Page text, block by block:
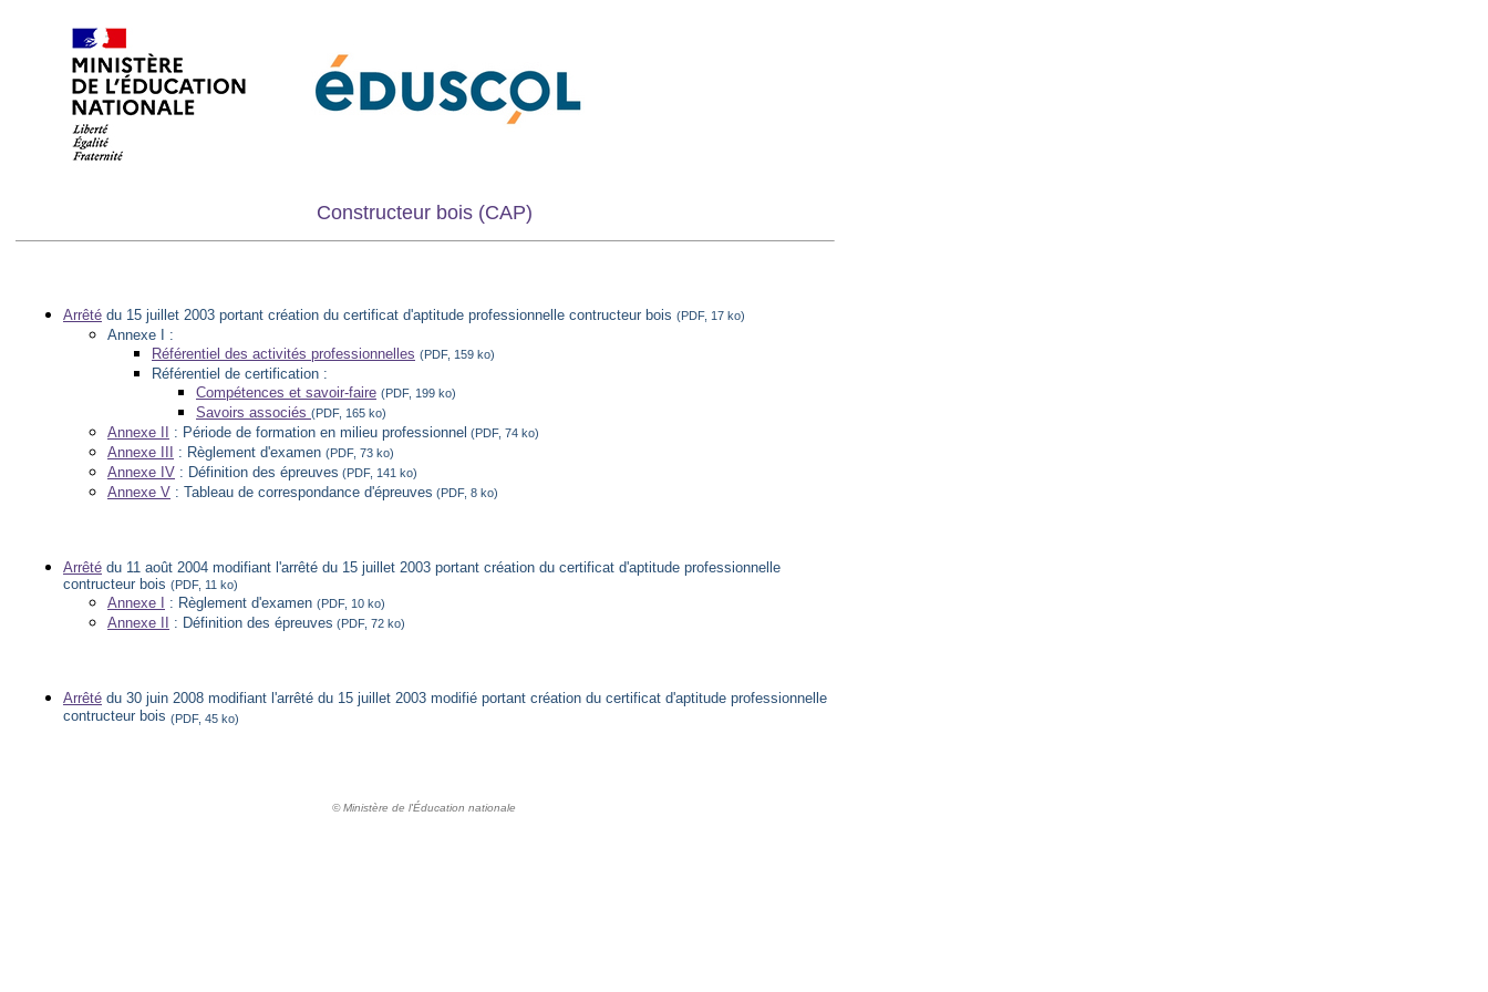
Constructeur bois (CAP)
Arrêté du 15 juillet 2003 portant création du certificat d'aptitude professionnelle contructeur bois (PDF, 17 ko)
Annexe I :
Référentiel des activités professionnelles (PDF, 159 ko)
Référentiel de certification :
Compétences et savoir-faire (PDF, 199 ko)
Savoirs associés (PDF, 165 ko)
Annexe II : Période de formation en milieu professionnel (PDF, 74 ko)
Annexe III : Règlement d'examen (PDF, 73 ko)
Annexe IV : Définition des épreuves (PDF, 141 ko)
Annexe V : Tableau de correspondance d'épreuves (PDF, 8 ko)
Arrêté du 11 août 2004 modifiant l'arrêté du 15 juillet 2003 portant création du certificat d'aptitude professionnelle
contructeur bois (PDF, 11 ko)
Annexe I : Règlement d'examen (PDF, 10 ko)
Annexe II : Définition des épreuves (PDF, 72 ko)
Arrêté du 30 juin 2008 modifiant l'arrêté du 15 juillet 2003 modifié portant création du certificat d'aptitude professionnelle
contructeur bois (PDF, 45 ko)
© Ministère de l'Éducation nationale